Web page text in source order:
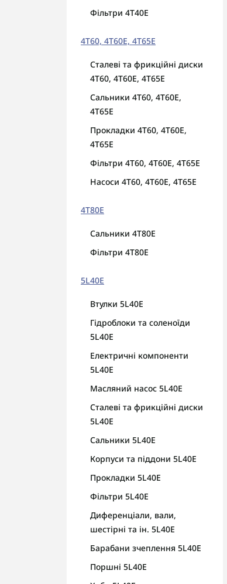
Фільтри 4T40E
4T60, 4T60E, 4Т65E
Сталеві та фрикційні диски
4T60, 4T60E, 4Т65E
Сальники 4T60, 4T60E,
4Т65E
Прокладки 4T60, 4T60E,
4Т65E
Фільтри 4T60, 4T60E, 4Т65E
Насоси 4T60, 4T60E, 4Т65E
4T80E
Сальники 4T80E
Фільтри 4T80E
5L40E
Втулки 5L40E
Гідроблоки та соленоїди
5L40E
Електричні компоненти
5L40E
Масляний насос 5L40E
Сталеві та фрикційні диски
5L40E
Сальники 5L40E
Корпуси та піддони 5L40E
Прокладки 5L40E
Фільтри 5L40E
Диференціали, вали,
шестірні та ін. 5L40E
Барабани зчеплення 5L40E
Поршні 5L40E